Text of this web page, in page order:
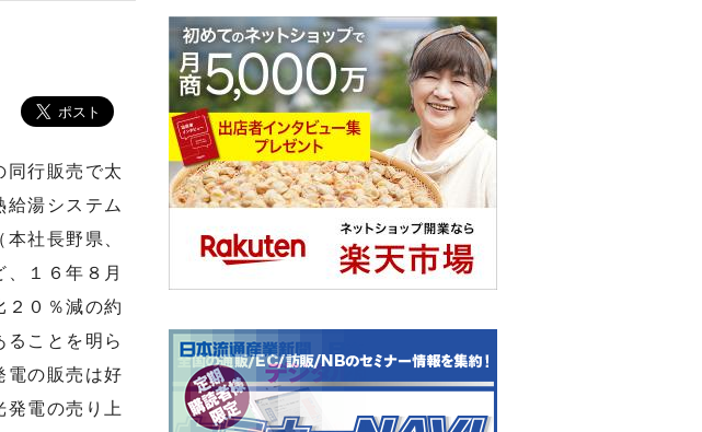
行販売で太
給湯システム
社長野県、
１６年８月
２０％減の約
ることを明ら
電の販売は好
発電の売り上